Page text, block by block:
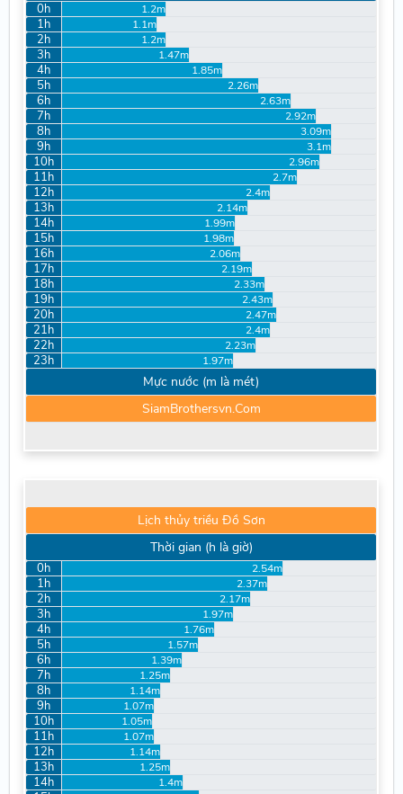
0h 1.2m
1h 1.1m
2h 1.2m
3h 1.47m
4h 1.85m
5h 2.26m
6h 2.63m
7h 2.92m
8h 3.09m
9h 3.1m
10h 2.96m
11h 2.7m
12h 2.4m
13h 2.14m
14h 1.99m
15h 1.98m
16h 2.06m
17h 2.19m
18h 2.33m
19h 2.43m
20h 2.47m
21h 2.4m
22h 2.23m
23h 1.97m
Mực nước (m là mét)
SiamBrothersvn.Com
Lịch thủy triều Đồ Sơn
Thời gian (h là giờ)
0h 2.54m
1h 2.37m
2h 2.17m
3h 1.97m
4h 1.76m
5h 1.57m
6h 1.39m
7h 1.25m
8h 1.14m
9h 1.07m
10h 1.05m
11h 1.07m
12h 1.14m
13h 1.25m
14h 1.4m